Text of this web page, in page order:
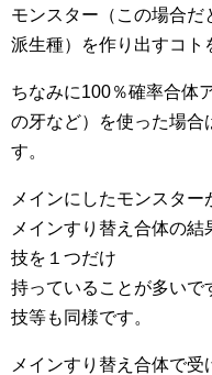
モンスター（この場合だ
派生種）を作り出すコト
ちなみに100％確率合体
の牙など）を使った場合
す。
メインにしたモンスター
メインすり替え合体の
技を１つだけ
持っていることが多いで
技等も同様です。
メインすり替え合体で受